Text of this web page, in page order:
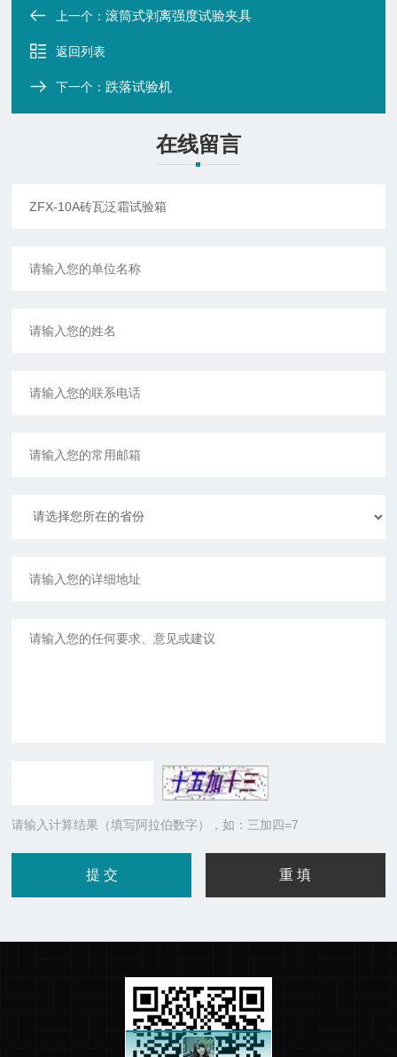
上一个：滚筒式剥离强度试验夹具
返回列表
下一个： 跌落试验机
在线留言
请输入计算结果（填写阿拉伯数字），如：三加四=7